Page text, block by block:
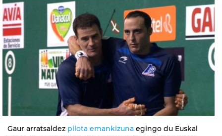
Gaur arratsaldez pilota emankizuna egingo du Euskal